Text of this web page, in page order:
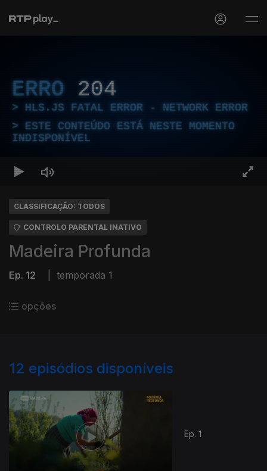
ERRO 204
HLS.JS FATAL ERROR - NETWORK ERROR
ESTE CONTEÚDO ESTÁ NESTE MOMENTO
INDISPONÍVEL
CLASSIFICAÇÃO: TODOS
CONTROLO PARENTAL INATIVO
Madeira Profunda
Ep. 12 temporada 1
opções
12 episódios disponíveis
Ep. 1